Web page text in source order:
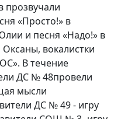
прозвучали
«Просто!» в
и песня «Надо!» в
вокалистки
В течение
ДС № 48провели
мысли
ДС № 49 - игру